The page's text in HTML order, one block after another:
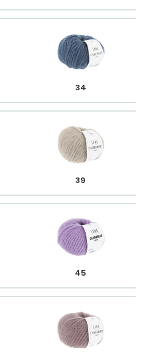
34
39
45